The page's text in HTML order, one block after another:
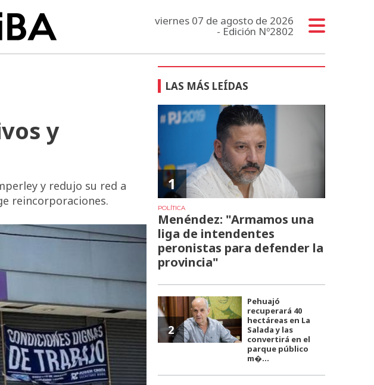
viernes 07 de agosto de 2026
- Edición Nº2802
y
y redujo su red a
reincorporaciones.
LAS MÁS LEÍDAS
1
POLÍTICA
Menéndez: "Armamos una
liga de intendentes
peronistas para defender la
provincia"
2
Pehuajó
recuperará 40
hectáreas en La
Salada y las
convertirá en el
parque público
m�...